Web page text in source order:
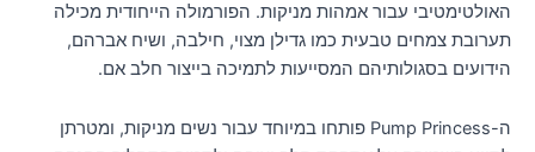
האולטימטיבי עבור אמהות מניקות. הפורמולה הייחודית מכילה
תערובת צמחים טבעית כמו גדילן מצוי, חילבה, ושיח אברהם,
הידועים בסגולותיהם המסייעות לתמיכה בייצור חלב אם.
ה-Pump Princess פותחו במיוחד עבור נשים מניקות, ומטרתן